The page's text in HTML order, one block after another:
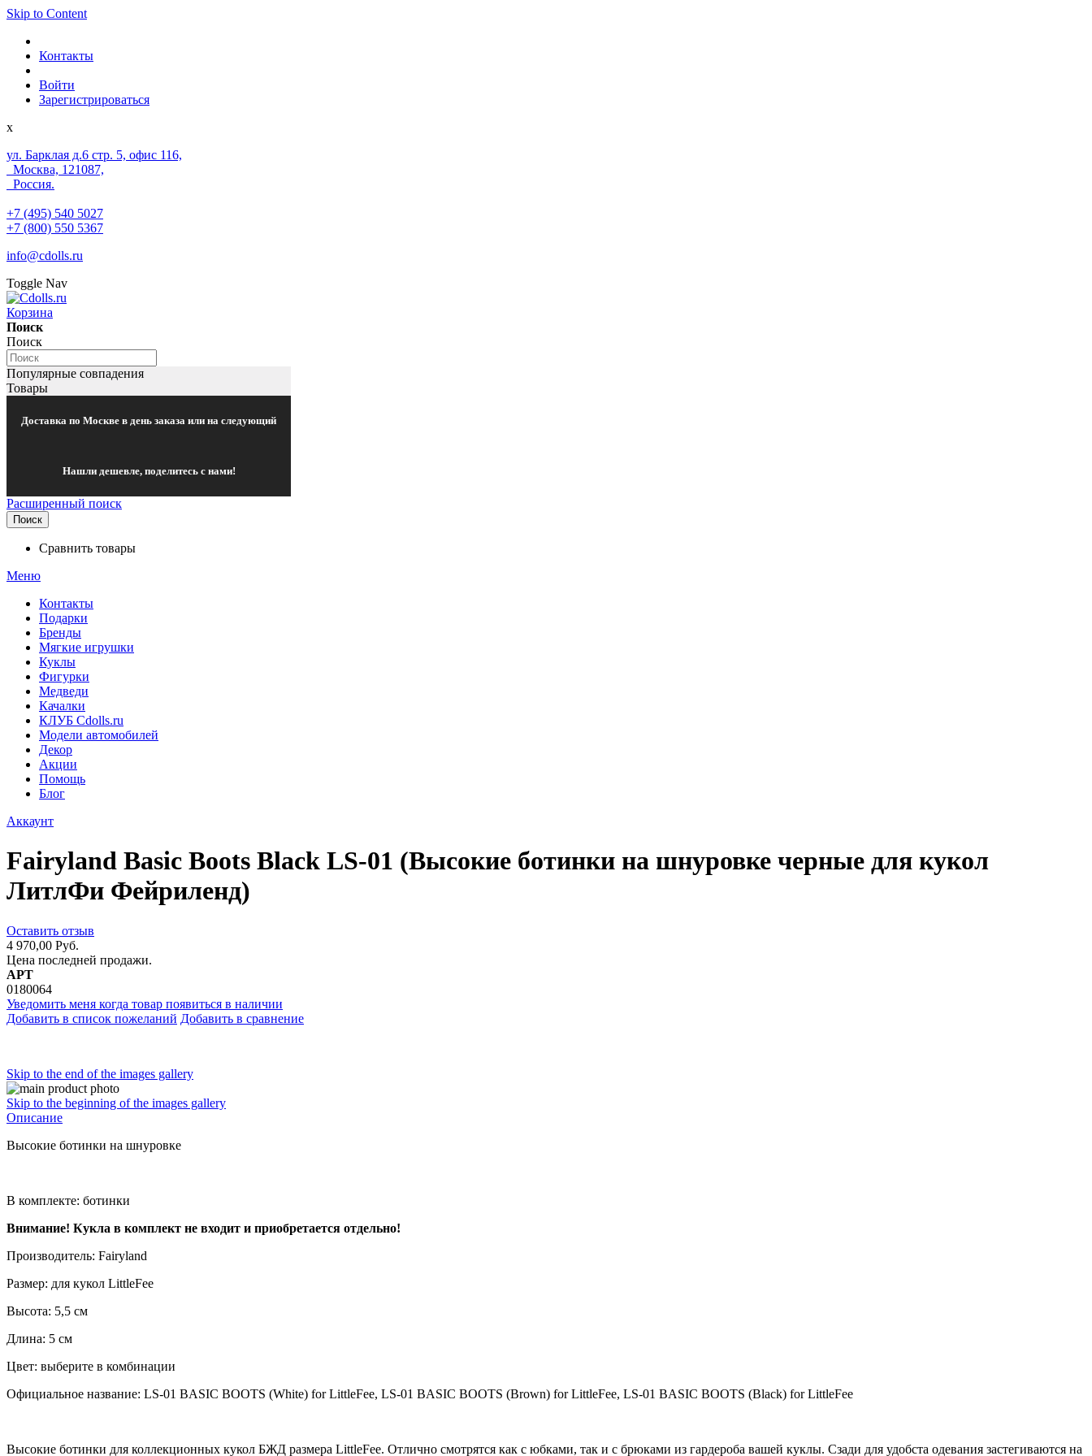
Skip to Content
Контакты
Войти
Зарегистрироваться
x
ул. Барклая д.6 стр. 5, офис 116,
Москва, 121087,
Россия.
+7 (495) 540 5027
+7 (800) 550 5367
info@cdolls.ru
Toggle Nav
Корзина
Поиск
Поиск
Популярные совпадения
Товары
Доставка по Москве в день заказа или на следующий
Нашли дешевле, поделитесь с нами!
Расширенный поиск
Поиск
Сравнить товары
Меню
Контакты
Подарки
Бренды
Мягкие игрушки
Куклы
Фигурки
Медведи
Качалки
КЛУБ Cdolls.ru
Модели автомобилей
Декор
Акции
Помощь
Блог
Аккаунт
Fairyland Basic Boots Black LS-01 (Высокие ботинки на шнуровке черные для кукол
ЛитлФи Фейриленд)
Оставить отзыв
4 970,00 Руб.
Цена последней продажи.
АРТ
0180064
Уведомить меня когда товар появиться в наличии
Добавить в список пожеланий Добавить в сравнение
Skip to the end of the images gallery
Skip to the beginning of the images gallery
Описание
Высокие ботинки на шнуровке
В комплекте: ботинки
Внимание! Кукла в комплект не входит и приобретается отдельно!
Производитель: Fairyland
Размер: для кукол LittleFee
Высота: 5,5 см
Длина: 5 см
Цвет: выберите в комбинации
Официальное название: LS-01 BASIC BOOTS (White) for LittleFee, LS-01 BASIC BOOTS (Brown) for LittleFee, LS-01 BASIC BOOTS (Black) for LittleFee
Высокие ботинки для коллекционных кукол БЖД размера LittleFee. Отлично смотрятся как с юбками, так и с брюками из гардероба вашей куклы. Сзади для удобста одевания застегиваются на